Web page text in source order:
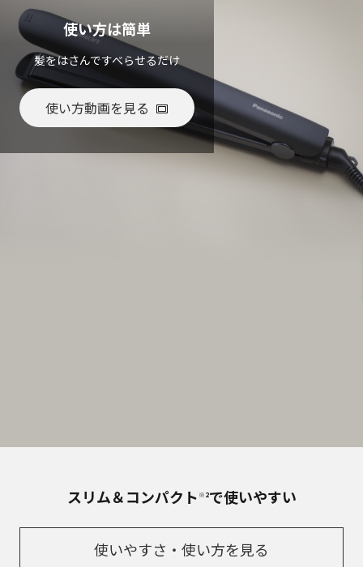
使い方は簡単
髪をはさんですべらせるだけ
使い方動画を見る
スリム＆コンパクト ※2で使いやすい
使いやすさ・使い方を見る